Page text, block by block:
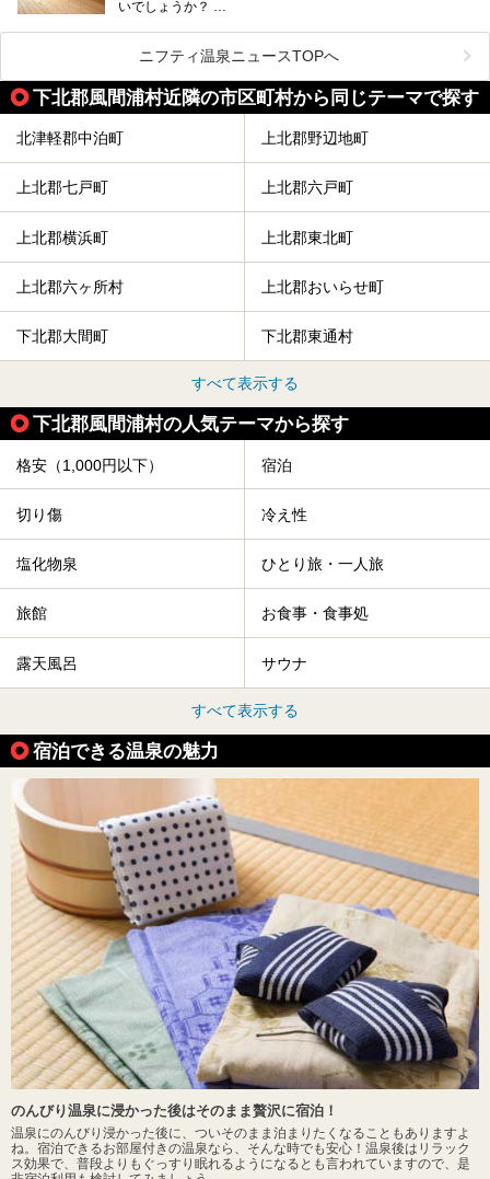
いでしょうか？
そこでコスパ抜群！1,000円以下でサウナを楽しめる施設を
紹介します。
格安でも充実の施設でサウナを楽しみませんか？
今回は青森県にある1,000円以下のおすすめサウナ施設を紹
介します！
ニフティ温泉ニュースTOPへ
下北郡風間浦村近隣の市区町村から同じテーマで探す
北津軽郡中泊町 上北郡野辺地町
上北郡七戸町 上北郡六戸町
上北郡横浜町 上北郡東北町
上北郡六ヶ所村 上北郡おいらせ町
下北郡大間町 下北郡東通村
すべて表示する
下北郡風間浦村の人気テーマから探す
格安（1,000円以下） 宿泊
切り傷 冷え性
塩化物泉 ひとり旅・一人旅
旅館 お食事・食事処
露天風呂 サウナ
すべて表示する
宿泊できる温泉の魅力
のんびり温泉に浸かった後はそのまま贅沢に宿泊！
温泉にのんびり浸かった後に、ついそのまま泊まりたくなることもありますよ
ね。宿泊できるお部屋付きの温泉なら、そんな時でも安心！温泉後はリラック
ス効果で、普段よりもぐっすり眠れるようになるとも言われていますので、是